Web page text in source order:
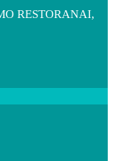
RESTORANAI,